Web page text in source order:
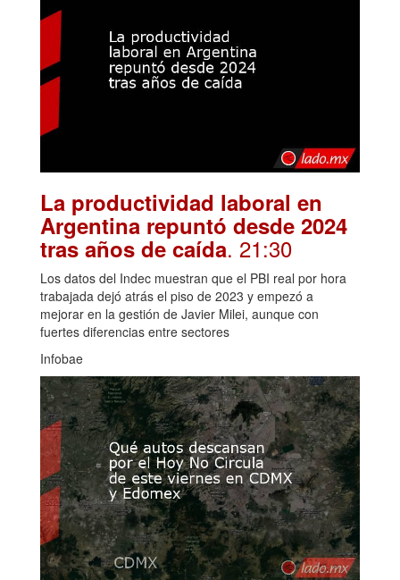
La productividad laboral en
Argentina repuntó desde 2024
tras años de caída. 21:30
Los datos del Indec muestran que el PBI real por hora
trabajada dejó atrás el piso de 2023 y empezó a
mejorar en la gestión de Javier Milei, aunque con
fuertes diferencias entre sectores
Infobae